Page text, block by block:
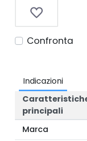
Confronta
Indicazioni
principali
Marca